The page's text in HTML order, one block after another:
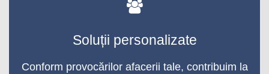
Soluții personalizate
Conform provocărilor afacerii tale, contribuim la